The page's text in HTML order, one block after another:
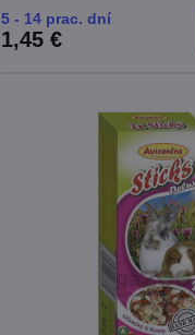
5 - 14 prac. dní
1,45 €